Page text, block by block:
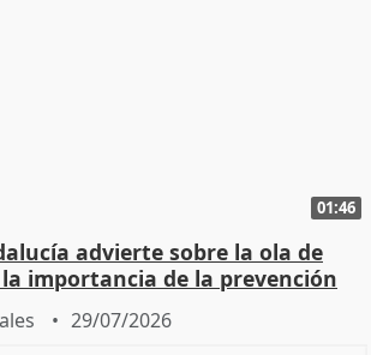
01:46
advierte sobre la ola de
importancia de la prevención
29/07/2026